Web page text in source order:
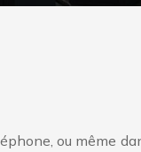
ou même